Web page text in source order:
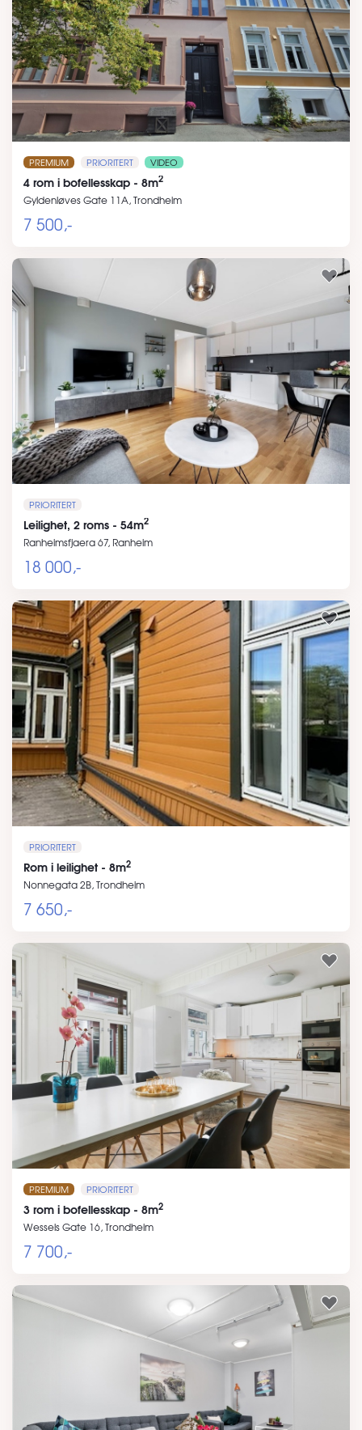
PREMIUM PRIORITERT VIDEO
4 rom i bofellesskap - 8m2
Gyldenløves Gate 11A, Trondheim
7 500,-
PRIORITERT
Leilighet, 2 roms - 54m2
Ranheimsfjaera 67, Ranheim
18 000,-
PRIORITERT
Rom i leilighet - 8m2
Nonnegata 2B, Trondheim
7 650,-
PREMIUM PRIORITERT
3 rom i bofellesskap - 8m2
Wessels Gate 16, Trondheim
7 700,-